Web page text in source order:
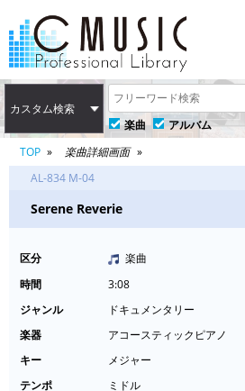
カスタム検索
楽曲
アルバム
TOP
楽曲詳細画面
AL-834 M-04
Serene Reverie
区分
楽曲
時間
3:08
ジャンル
ドキュメンタリー
楽器
アコースティックピアノ
キー
メジャー
テンポ
ミドル